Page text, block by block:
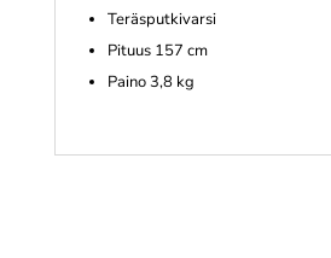
Teräsputkivarsi
Pituus 157 cm
Paino 3,8 kg